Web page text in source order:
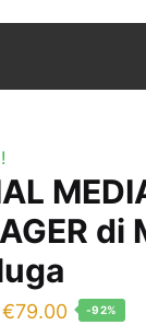
di
Il
€79.00Il
-92%